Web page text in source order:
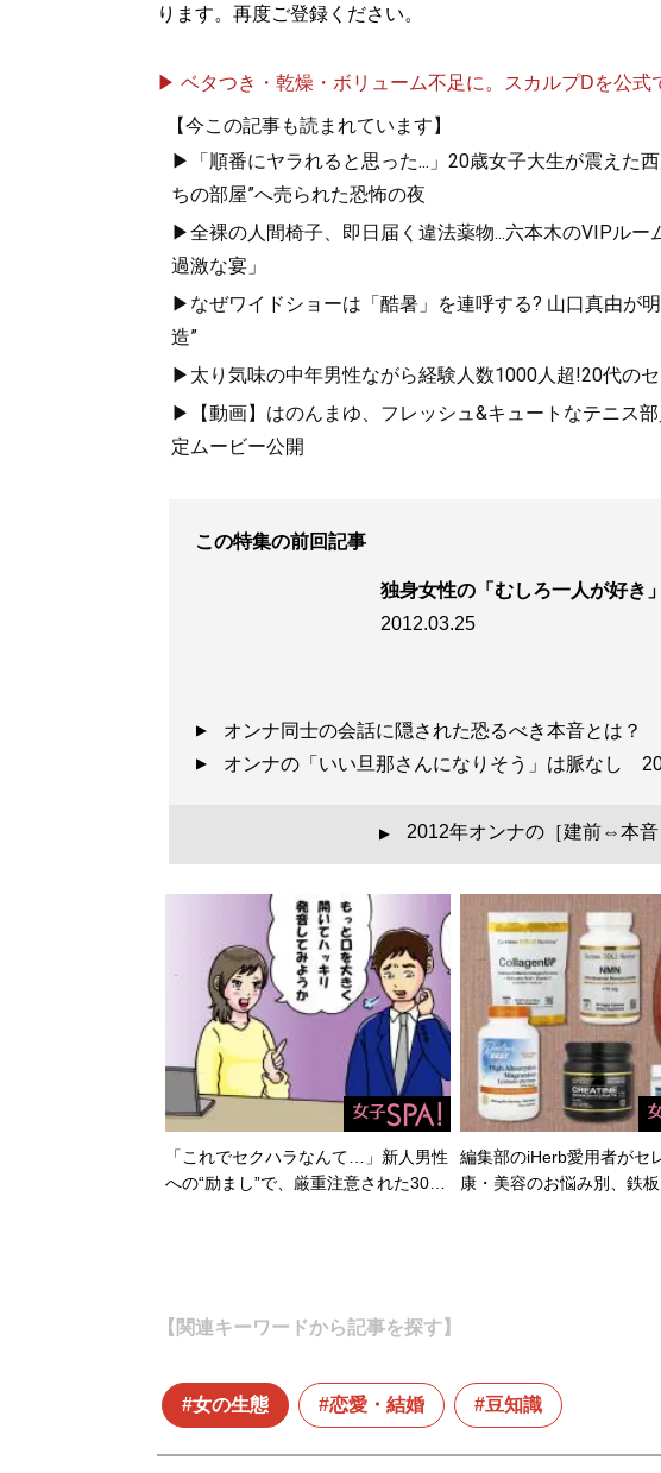
ります。再度ご登録ください。
▶ ベタつき・乾燥・ボリューム不足に。スカルプDを公式
【今この記事も読まれています】
▶「順番にヤラれると思った...」20歳女子大生が震えた
ちの部屋”へ売られた恐怖の夜
▶全裸の人間椅子、即日届く違法薬物...六本木のVIPル
過激な宴」
▶なぜワイドショーは「酷暑」を連呼する? 山口真由が
造”
▶太り気味の中年男性ながら経験人数1000人超!20代の
▶【動画】はのんまゆ、フレッシュ&キュートなテニス
定ムービー公開
この特集の前回記事
独身女性の「むしろ一人が好き
2012.03.25
オンナ同士の会話に隠された恐るべき本音とは？
オンナの「いい旦那さんになりそう」は脈なし
▲ 2012年オンナの［建前⇔本
「これでセクハラなんて…」新人男性
への“励まし”で、厳重注意された30…
編集部のiHerb愛用者がセ
康・美容のお悩み別、鉄
【関連キーワードから記事を探す】
女の生態 恋愛・結婚 豆知識